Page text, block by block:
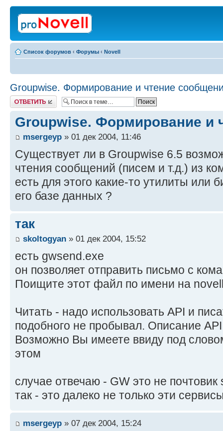
Список форумов ‹ Форумы ‹ Novell
Groupwise. Формирование и чтение
Ответить
Groupwise. Формирование и
msergeyp » 01 дек 2004, 11:46
Существует ли в Groupwise 6.5
чтения сообщений (писем и т.д.) из
есть для этого какие-то утилиты или
его базе данных ?
так
skoltogyan » 01 дек 2004, 15:52
есть gwsend.exe
он позволяет отправить письмо с
Поищите этот файл по имени на
Читать - надо использовать API и
подобного не пробывал. Описание
Возможно Вы имеете ввиду под
этом
случае отвечаю - GW это не
так - это далеко не только эти
msergeyp » 07 дек 2004, 15:24